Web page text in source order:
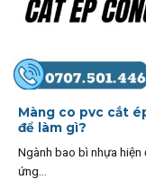
Màng co pvc cắt
để làm gì?
Ngành bao bì nhựa
ứng...